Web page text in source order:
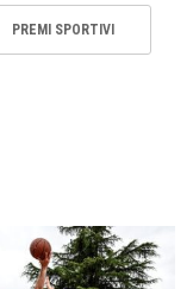
PREMI SPORTIVI